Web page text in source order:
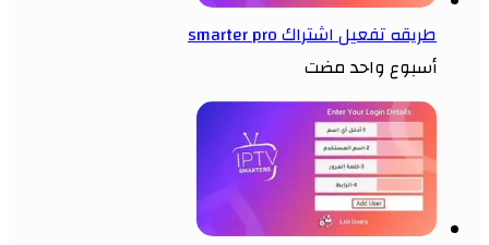
طريقه تفعيل اشتراك smarter pro
أسبوع واحد مضت